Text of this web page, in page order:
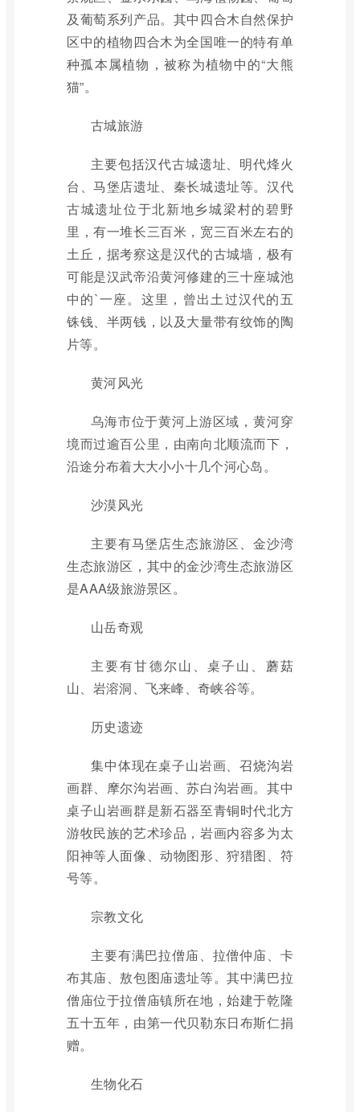
及葡萄系列产品。其中四合木自然保护
区中的植物四合木为全国唯一的特有单
种孤本属植物，被称为植物中的“大熊
猫”。
古城旅游
主要包括汉代古城遗址、明代烽火
台、马堡店遗址、秦长城遗址等。汉代
古城遗址位于北新地乡城梁村的碧野
里，有一堆长三百米，宽三百米左右的
土丘，据考察这是汉代的古城墙，极有
可能是汉武帝沿黄河修建的三十座城池
中的`一座。这里，曾出土过汉代的五
铢钱、半两钱，以及大量带有纹饰的陶
片等。
黄河风光
乌海市位于黄河上游区域，黄河穿
境而过逾百公里，由南向北顺流而下，
沿途分布着大大小小十几个河心岛。
沙漠风光
主要有马堡店生态旅游区、金沙湾
生态旅游区，其中的金沙湾生态旅游区
是AAA级旅游景区。
山岳奇观
主要有甘德尔山、桌子山、蘑菇
山、岩溶洞、飞来峰、奇峡谷等。
历史遗迹
集中体现在桌子山岩画、召烧沟岩
画群、摩尔沟岩画、苏白沟岩画。其中
桌子山岩画群是新石器至青铜时代北方
游牧民族的艺术珍品，岩画内容多为太
阳神等人面像、动物图形、狩猎图、符
号等。
宗教文化
主要有满巴拉僧庙、拉僧仲庙、卡
布其庙、敖包图庙遗址等。其中满巴拉
僧庙位于拉僧庙镇所在地，始建于乾隆
五十五年，由第一代贝勒东日布斯仁捐
赠。
生物化石